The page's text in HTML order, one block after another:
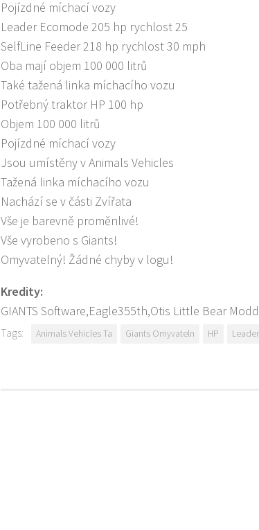
Pojízdné míchací vozy
Leader Ecomode 205 hp rychlost 25
SelfLine Feeder 218 hp rychlost 30 mph
Oba mají objem 100 000 litrů
Také tažená linka míchacího vozu
Potřebný traktor HP 100 hp
Objem 100 000 litrů
Pojízdné míchací vozy
Jsou umístěny v Animals Vehicles
Tažená linka míchacího vozu
Nachází se v části Zvířata
Vše je barevně proměnlivé!
Vše vyrobeno s Giants!
Omyvatelný! Žádné chyby v logu!
Kredity:
GIANTS Software,Eagle355th,Otis Little Bear
Tags: Animals Vehicles Ta Giants Omyvateln HP